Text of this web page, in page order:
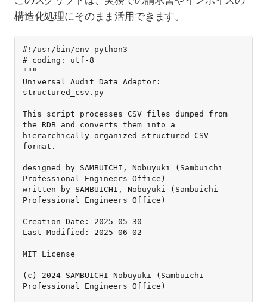
構造化処理にそのまま活用できます。
#!/usr/bin/env python3
# coding: utf-8
"""
Universal Audit Data Adaptor:
structured_csv.py
This script processes CSV files dumped from
the RDB and converts them into a
hierarchically organized structured CSV
format.
designed by SAMBUICHI, Nobuyuki (Sambuichi
Professional Engineers Office)
written by SAMBUICHI, Nobuyuki (Sambuichi
Professional Engineers Office)
Creation Date: 2025-05-30
Last Modified: 2025-06-02
MIT License
(c) 2024 SAMBUICHI Nobuyuki (Sambuichi
Professional Engineers Office)